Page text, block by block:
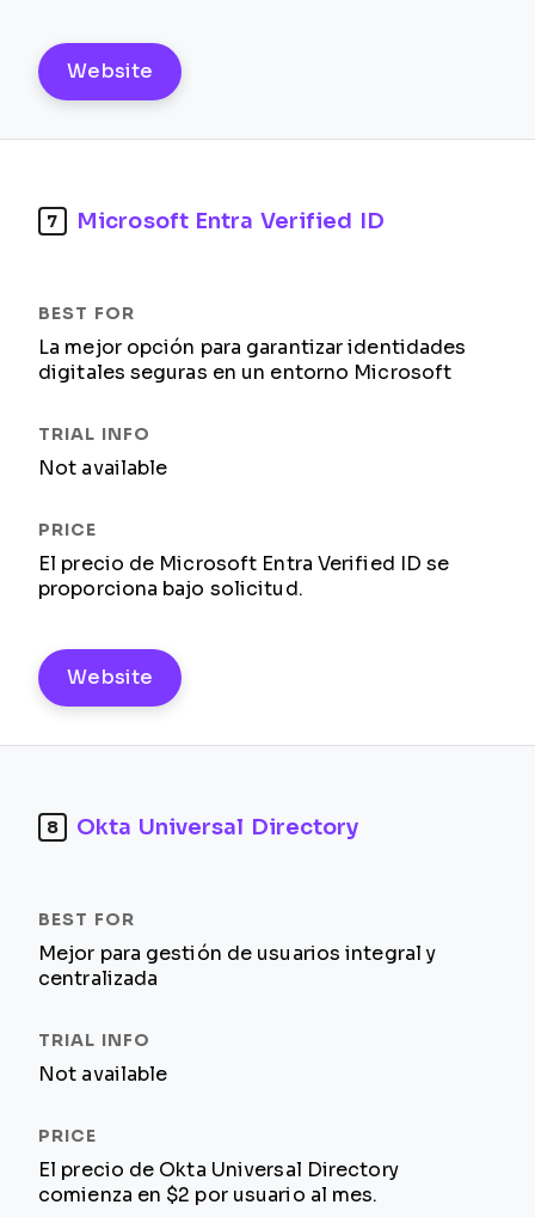
Website
7 Microsoft Entra Verified ID
La mejor opción para garantizar identidades
digitales seguras en un entorno Microsoft
Not available
El precio de Microsoft Entra Verified ID se
proporciona bajo solicitud.
Website
8 Okta Universal Directory
Mejor para gestión de usuarios integral y
centralizada
Not available
El precio de Okta Universal Directory
comienza en $2 por usuario al mes.